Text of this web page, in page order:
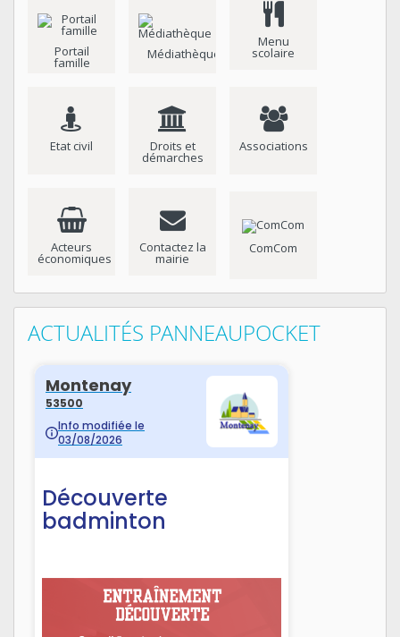
Portail
famille
Médiathèque
Menu
scolaire
Etat civil Droits et
démarches
Associations
Acteurs
économiques
Contactez la
mairie
ComCom
ACTUALITÉS PANNEAUPOCKET